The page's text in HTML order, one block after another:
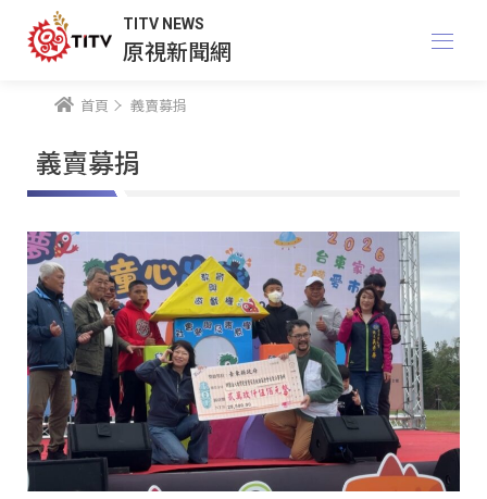
TITV NEWS
原視新聞網
首頁 義賣募捐
義賣募捐